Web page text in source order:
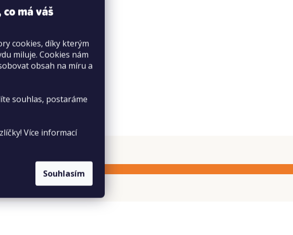
má váš
cookies, díky kterým
miluje. Cookies nám
obsah na míru a
souhlas, postaráme
Více informací
Souhlasím